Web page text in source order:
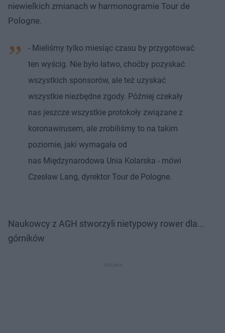
niewielkich zmianach w harmonogramie Tour de
Pologne.
- Mieliśmy tylko miesiąc czasu by przygotować
ten wyścig. Nie było łatwo, choćby pozyskać
wszystkich sponsorów, ale też uzyskać
wszystkie niezbędne zgody. Później czekały
nas jeszcze wszystkie protokoły związane z
koronawirusem, ale zrobiliśmy to na takim
poziomie, jaki wymagała od
nas Międzynarodowa Unia Kolarska - mówi
Czesław Lang, dyrektor Tour de Pologne.
Naukowcy z AGH stworzyli nietypowy rower dla...
górników